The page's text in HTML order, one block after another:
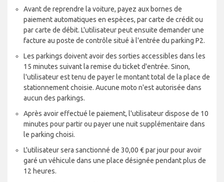
Avant de reprendre la voiture, payez aux bornes de
paiement automatiques en espèces, par carte de crédit ou
par carte de débit. L'utilisateur peut ensuite demander une
facture au poste de contrôle situé à l'entrée du parking P2.
Les parkings doivent avoir des sorties accessibles dans les
15 minutes suivant la remise du ticket d'entrée. Sinon,
l'utilisateur est tenu de payer le montant total de la place de
stationnement choisie. Aucune moto n'est autorisée dans
aucun des parkings.
Après avoir effectué le paiement, l'utilisateur dispose de 10
minutes pour partir ou payer une nuit supplémentaire dans
le parking choisi.
L'utilisateur sera sanctionné de 30,00 € par jour pour avoir
garé un véhicule dans une place désignée pendant plus de
12 heures.